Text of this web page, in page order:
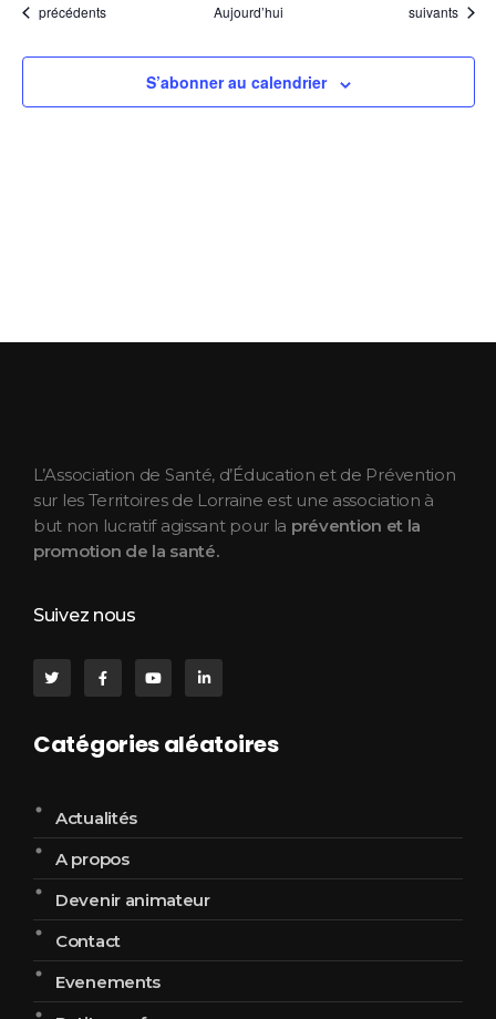
Évènements
précédents Aujourd’hui Évènements
suivants
S’abonner au calendrier
L’Association de Santé, d’Éducation et de Prévention
sur les Territoires de Lorraine est une association à
but non lucratif agissant pour la prévention et la
promotion de la santé.
Suivez nous
Catégories aléatoires
Actualités
A propos
Devenir animateur
Contact
Evenements